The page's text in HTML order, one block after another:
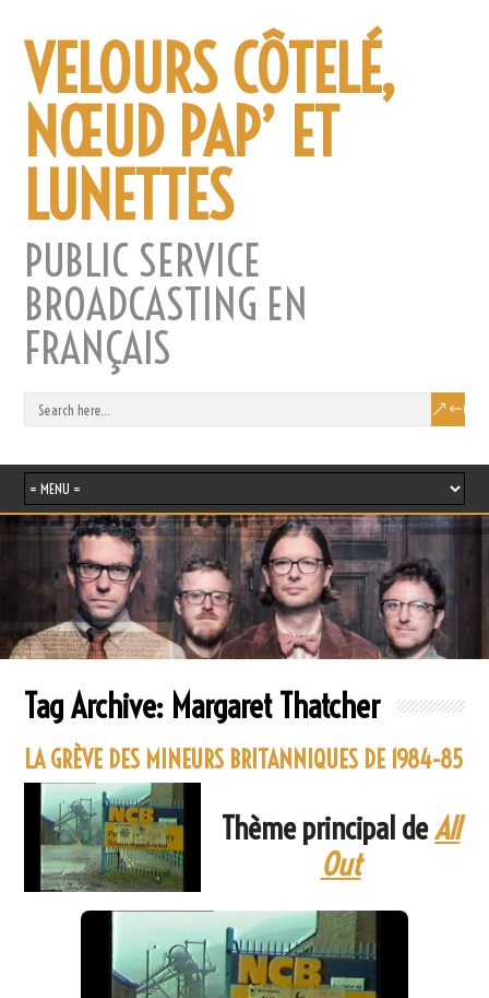
VELOURS CÔTELÉ,
NŒUD PAP’ ET
LUNETTES
PUBLIC SERVICE
BROADCASTING EN
FRANÇAIS
Tag Archive: Margaret Thatcher
LA GRÈVE DES MINEURS BRITANNIQUES DE 1984-85
Thème principal deAll
Out